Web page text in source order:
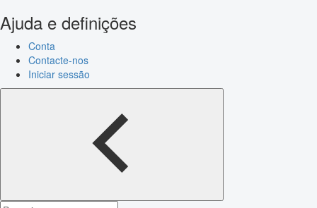
Ajuda e definições
Conta
Contacte-nos
Iniciar sessão